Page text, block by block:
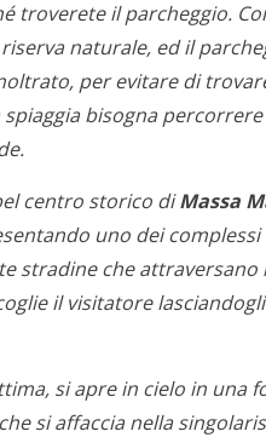
troverete il parcheggio.
naturale, ed il
per evitare di
bisogna
centro storico diMassa
uno dei
stradine che
il visitatore
si apre in cielo in una
si affaccia nella